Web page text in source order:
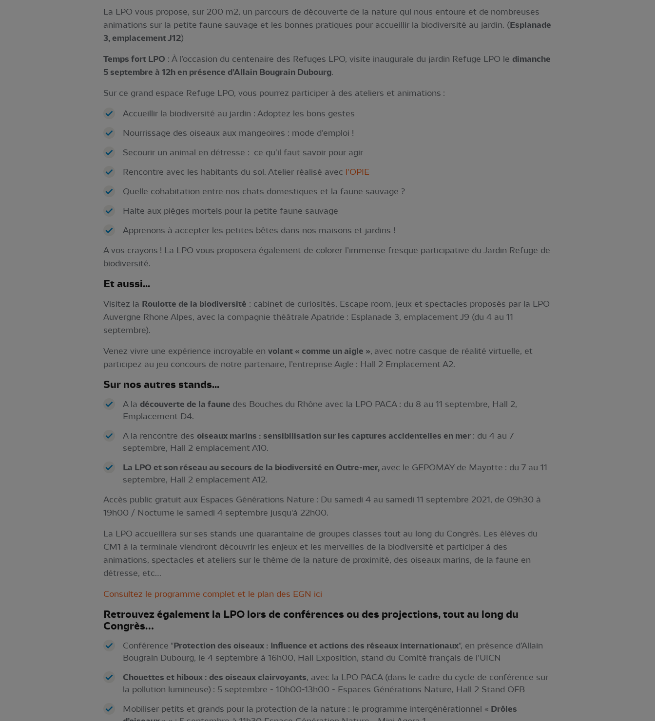
La LPO vous propose, sur 200 m2, un parcours de découverte de la nature qui nous entoure et de nombreuses
animations sur la petite faune sauvage et les bonnes pratiques pour accueillir la biodiversité au jardin. (Esplanade
3, emplacement J12)
Temps fort LPO : À l’occasion du centenaire des Refuges LPO, visite inaugurale du jardin Refuge LPO le dimanche
5 septembre à 12h en présence d’Allain Bougrain Dubourg.
Sur ce grand espace Refuge LPO, vous pourrez participer à des ateliers et animations :
Accueillir la biodiversité au jardin : Adoptez les bons gestes
Nourrissage des oiseaux aux mangeoires : mode d’emploi !
Secourir un animal en détresse : ce qu'il faut savoir pour agir
Rencontre avec les habitants du sol. Atelier réalisé avec l'OPIE
Quelle cohabitation entre nos chats domestiques et la faune sauvage ?
Halte aux pièges mortels pour la petite faune sauvage
Apprenons à accepter les petites bêtes dans nos maisons et jardins !
A vos crayons ! La LPO vous proposera également de colorer l’immense fresque participative du Jardin Refuge de
biodiversité.
Et aussi...
Visitez la Roulotte de la biodiversité : cabinet de curiosités, Escape room, jeux et spectacles proposés par la LPO
Auvergne Rhone Alpes, avec la compagnie théâtrale Apatride : Esplanade 3, emplacement J9 (du 4 au 11
septembre).
Venez vivre une expérience incroyable en volant « comme un aigle », avec notre casque de réalité virtuelle, et
participez au jeu concours de notre partenaire, l’entreprise Aigle : Hall 2 Emplacement A2.
Sur nos autres stands...
A la découverte de la faune des Bouches du Rhône avec la LPO PACA : du 8 au 11 septembre, Hall 2,
Emplacement D4.
A la rencontre des oiseaux marins : sensibilisation sur les captures accidentelles en mer: du 4 au 7
septembre, Hall 2 emplacement A10.
La LPO et son réseau au secours de la biodiversité en Outre-mer, avec le GEPOMAY de Mayotte : du 7 au 11
septembre, Hall 2 emplacement A12.
Accès public gratuit aux Espaces Générations Nature : Du samedi 4 au samedi 11 septembre 2021, de 09h30 à
19h00 / Nocturne le samedi 4 septembre jusqu'à 22h00.
La LPO accueillera sur ses stands une quarantaine de groupes classes tout au long du Congrès. Les élèves du
CM1 à la terminale viendront découvrir les enjeux et les merveilles de la biodiversité et participer à des
animations, spectacles et ateliers sur le thème de la nature de proximité, des oiseaux marins, de la faune en
détresse, etc…
Consultez le programme complet et le plan des EGN ici
Retrouvez également la LPO lors de conférences ou des projections, tout au long du
Congrès…
Conférence "Protection des oiseaux : Influence et actions des réseaux internationaux", en présence d’Allain
Bougrain Dubourg, le 4 septembre à 16h00, Hall Exposition, stand du Comité français de l’UICN
Chouettes et hiboux : des oiseaux clairvoyants, avec la LPO PACA (dans le cadre du cycle de conférence sur
la pollution lumineuse) : 5 septembre - 10h00-13h00 - Espaces Générations Nature, Hall 2 Stand OFB
Mobiliser petits et grands pour la protection de la nature : le programme intergénérationnel « Drôles